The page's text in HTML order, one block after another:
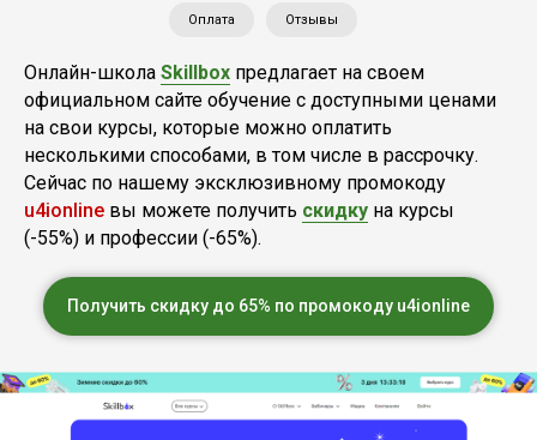
Оплата Отзывы
Онлайн-школа Skillbox предлагает на своем
официальном сайте обучение с доступными ценами
на свои курсы, которые можно оплатить
несколькими способами, в том числе в рассрочку.
Сейчас по нашему эксклюзивному промокоду
u4ionline вы можете получить скидку на курсы
(-55%) и профессии (-65%).
Получить скидку до 65% по промокоду u4ionline